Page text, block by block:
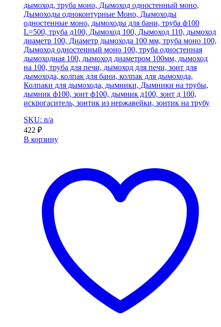
дымоход, труба моно, Дымоход одностенный моно,
Дымоходы одноконтурные Моно, Дымоходы
одностенные моно, дымоходы для бани, труба ф100
L=500, труба д100, Дымоход 100, Дымоход 110, дымоход
диаметр 100, Диаметр дымохода 100 мм, труба моно 100,
Дымоход одностенный моно 100, труба одностенная
дымоходная 100, дымоход диаметром 100мм, дымоход
на 100, труба для печи, дымоход для печи, зонт для
дымохода, колпак для бани, колпак для дымохода,
Колпаки для дымохода, дымники, Дымники на трубы,
дымник ф100, зонт ф100, дымник д100, зонт д 100,
искрогаситель, зонтик из нержавейки, зонтик на трубу
SKU: n/a
422 ₽
В корзину